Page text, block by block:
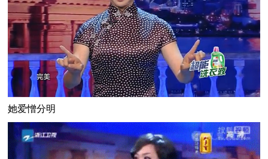
她爱憎分明